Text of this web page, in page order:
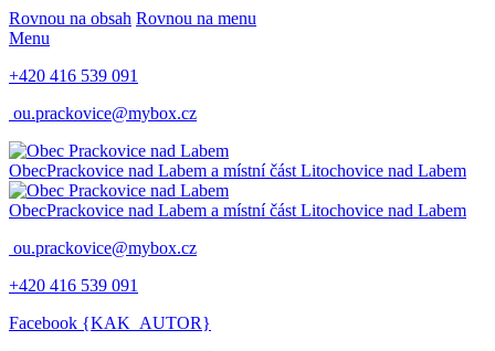
Rovnou na obsah Rovnou na menu
Menu
+420 416 539 091
ou.prackovice@mybox.cz
ObecPrackovice nad Labem a místní část Litochovice nad Labem
ObecPrackovice nad Labem a místní část Litochovice nad Labem
ou.prackovice@mybox.cz
+420 416 539 091
Facebook {KAK_AUTOR}